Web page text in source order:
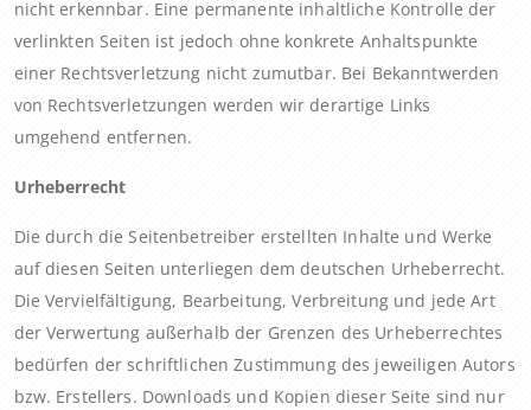
nicht erkennbar. Eine permanente inhaltliche Kontrolle der
verlinkten Seiten ist jedoch ohne konkrete Anhaltspunkte
einer Rechtsverletzung nicht zumutbar. Bei Bekanntwerden
von Rechtsverletzungen werden wir derartige Links
umgehend entfernen.
Urheberrecht
Die durch die Seitenbetreiber erstellten Inhalte und Werke
auf diesen Seiten unterliegen dem deutschen Urheberrecht.
Die Vervielfältigung, Bearbeitung, Verbreitung und jede Art
der Verwertung außerhalb der Grenzen des Urheberrechtes
bedürfen der schriftlichen Zustimmung des jeweiligen Autors
bzw. Erstellers. Downloads und Kopien dieser Seite sind nur